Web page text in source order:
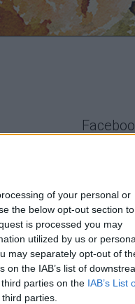
of your personal or
the below opt-out section to
is processed you may
utilized by us or
may separately opt-out of
the IAB’s list of
parties on the IAB’s List
parties.
a 4-es
Úgy fest,
valamit
célunk
gyakorló